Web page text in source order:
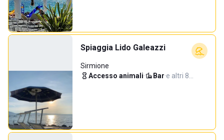
Spiaggia Lido Galeazzi
Sirmione
Accesso animali· Bar·e altri 8…